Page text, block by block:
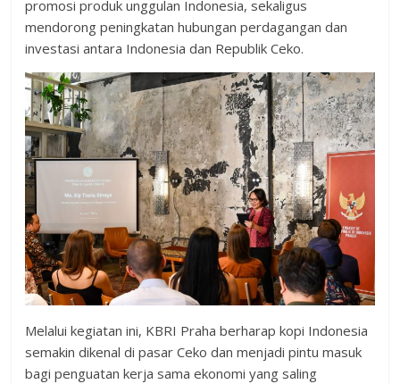
promosi produk unggulan Indonesia, sekaligus
mendorong peningkatan hubungan perdagangan dan
investasi antara Indonesia dan Republik Ceko.
Melalui kegiatan ini, KBRI Praha berharap kopi Indonesia
semakin dikenal di pasar Ceko dan menjadi pintu masuk
bagi penguatan kerja sama ekonomi yang saling